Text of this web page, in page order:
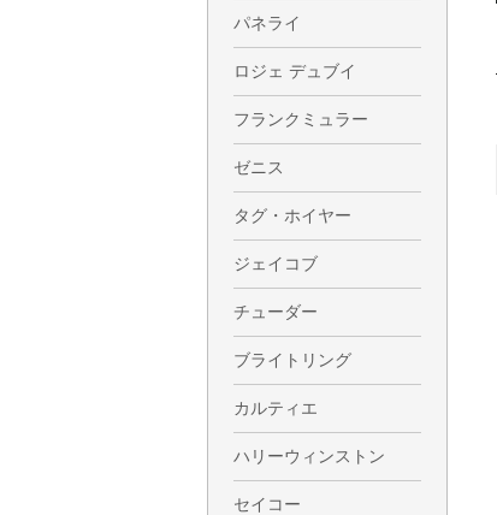
パネライ
ロジェ デュブイ
フランクミュラー
ゼニス
タグ・ホイヤー
ジェイコブ
チューダー
ブライトリング
カルティエ
ハリーウィンストン
セイコー